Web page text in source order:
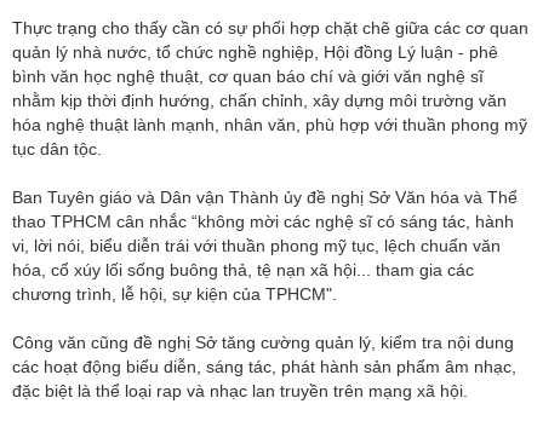
Thực trạng cho thấy cần có sự phối hợp chặt chẽ giữa các cơ quan
quản lý nhà nước, tổ chức nghề nghiệp, Hội đồng Lý luận - phê
bình văn học nghệ thuật, cơ quan báo chí và giới văn nghệ sĩ
nhằm kịp thời định hướng, chấn chỉnh, xây dựng môi trường văn
hóa nghệ thuật lành mạnh, nhân văn, phù hợp với thuần phong mỹ
tục dân tộc.
Ban Tuyên giáo và Dân vận Thành ủy đề nghị Sở Văn hóa và Thể
thao TPHCM cân nhắc “không mời các nghệ sĩ có sáng tác, hành
vi, lời nói, biểu diễn trái với thuần phong mỹ tục, lệch chuẩn văn
hóa, cổ xúy lối sống buông thả, tệ nạn xã hội... tham gia các
chương trình, lễ hội, sự kiện của TPHCM".
Công văn cũng đề nghị Sở tăng cường quản lý, kiểm tra nội dung
các hoạt động biểu diễn, sáng tác, phát hành sản phẩm âm nhạc,
đặc biệt là thể loại rap và nhạc lan truyền trên mạng xã hội.